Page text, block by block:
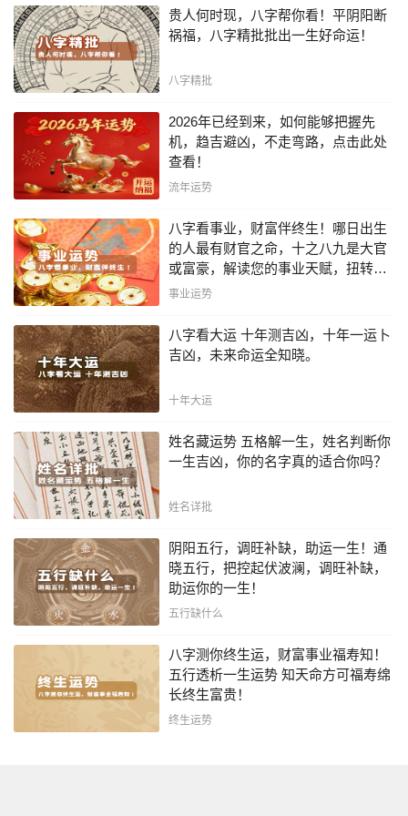
贵人何时现，八字帮你看！平阴阳断
祸福，八字精批批出一生好命运！
八字精批
2026年已经到来，如何能够把握先
机，趋吉避凶，不走弯路，点击此处
查看！
流年运势
八字看事业，财富伴终生！哪日出生
的人最有财官之命，十之八九是大官
或富豪，解读您的事业天赋，扭转当
下不利困局！！
事业运势
八字看大运 十年测吉凶，十年一运卜
吉凶，未来命运全知晓。
十年大运
姓名藏运势 五格解一生，姓名判断你
一生吉凶，你的名字真的适合你吗？
姓名详批
阴阳五行，调旺补缺，助运一生！通
晓五行，把控起伏波澜，调旺补缺，
助运你的一生！
五行缺什么
八字测你终生运，财富事业福寿知！
五行透析一生运势 知天命方可福寿绵
长终生富贵！
终生运势